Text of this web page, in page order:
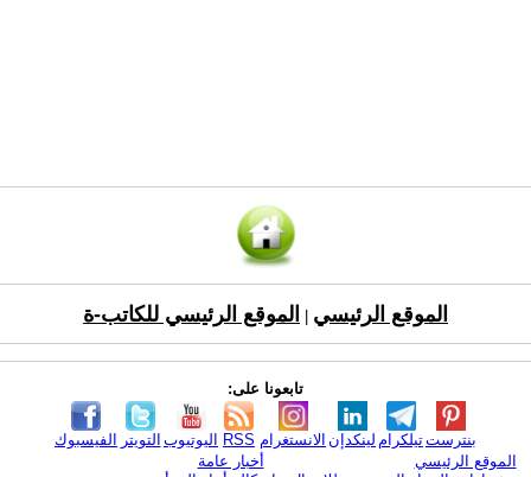
الموقع الرئيسي الموقع الرئيسي للكاتب-ة
تابعونا على:
الفيسبوك التويتر اليوتيوب RSS الانستغرام لينكدإن تيلكرامبنترست
الموقع الرئيسي
أخبار عامة